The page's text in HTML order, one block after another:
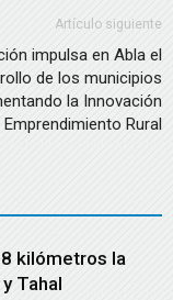
Artículo siguiente
impulsa en Abla el
de los municipios
la Innovación
Rural
kilómetros la
Tahal